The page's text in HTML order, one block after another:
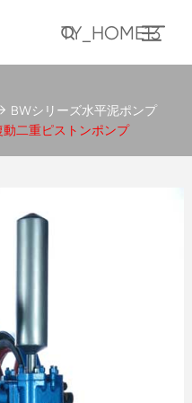
TY_HOME13
BWシリーズ水平泥ポンプ
二重ピストンポンプ